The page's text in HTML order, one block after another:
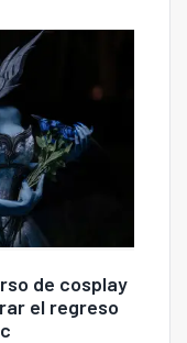
de cosplay
el regreso